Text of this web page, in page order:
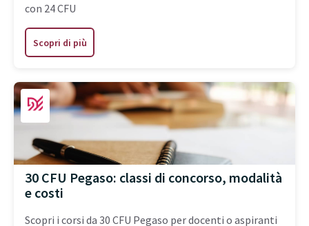
con 24 CFU
Scopri di più
30 CFU Pegaso: classi di concorso, modalità
e costi
Scopri i corsi da 30 CFU Pegaso per docenti o aspiranti